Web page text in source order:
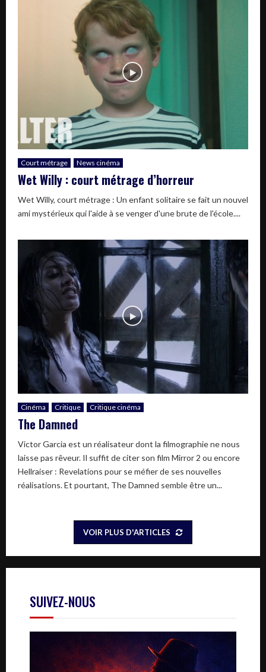
Court métrage News cinéma
Wet Willy : court métrage d’horreur
Wet Willy, court métrage : Un enfant solitaire se fait un nouvel
ami mystérieux qui l'aide à se venger d'une brute de l'école....
Cinéma Critique Critique cinéma
The Damned
Victor Garcia est un réalisateur dont la filmographie ne nous
laisse pas rêveur. Il suffit de citer son film Mirror 2 ou encore
Hellraiser : Revelations pour se méfier de ses nouvelles
réalisations. Et pourtant, The Damned semble être un...
VOIR PLUS D'ARTICLES
SUIVEZ-NOUS